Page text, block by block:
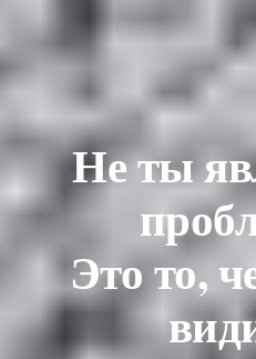
Не ты
Это то,